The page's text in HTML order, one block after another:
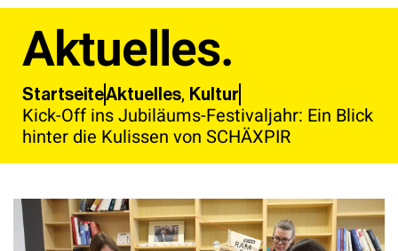
Aktuelles.
StartseiteAktuelles, Kultur
Kick-Off ins Jubiläums-Festivaljahr: Ein Blick
hinter die Kulissen von SCHÄXPIR